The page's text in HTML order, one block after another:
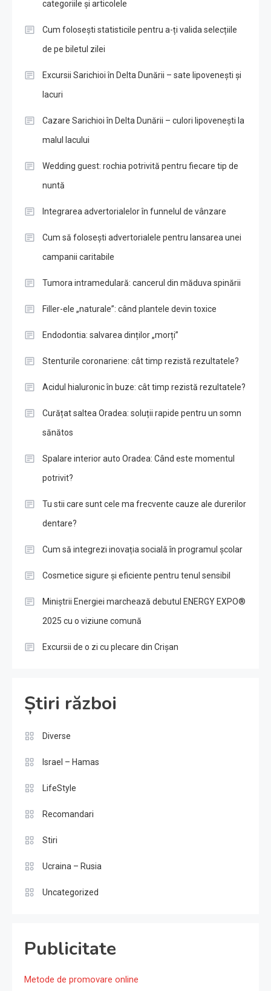
categoriile și articolele
Cum folosești statisticile pentru a-ți valida selecțiile
de pe biletul zilei
Excursii Sarichioi în Delta Dunării – sate lipovenești și
lacuri
Cazare Sarichioi în Delta Dunării – culori lipovenești la
malul lacului
Wedding guest: rochia potrivită pentru fiecare tip de
nuntă
Integrarea advertorialelor în funnelul de vânzare
Cum să folosești advertorialele pentru lansarea unei
campanii caritabile
Tumora intramedulară: cancerul din măduva spinării
Filler-ele „naturale”: când plantele devin toxice
Endodontia: salvarea dinților „morți”
Stenturile coronariene: cât timp rezistă rezultatele?
Acidul hialuronic în buze: cât timp rezistă rezultatele?
Curățat saltea Oradea: soluții rapide pentru un somn
sănătos
Spalare interior auto Oradea: Când este momentul
potrivit?
Tu stii care sunt cele ma frecvente cauze ale durerilor
dentare?
Cum să integrezi inovația socială în programul școlar
Cosmetice sigure și eficiente pentru tenul sensibil
Miniștrii Energiei marchează debutul ENERGY EXPO®
2025 cu o viziune comună
Excursii de o zi cu plecare din Crișan
Știri război
Diverse
Israel – Hamas
LifeStyle
Recomandari
Stiri
Ucraina – Rusia
Uncategorized
Publicitate
Metode de promovare online